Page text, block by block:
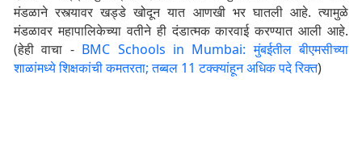
मंडळाने रस्त्यावर खड्डे खोदून यात आणखी भर घातली आहे. त्यामुळे
मंडळावर महापालिकेच्या वतीने ही दंडात्मक कारवाई करण्यात आली आहे.
(हेही वाचा -BMC Schools in Mumbai: मुंबईतील बीएमसीच्या
शाळांमध्ये शिक्षकांची कमतरता; तब्बल 11 टक्क्यांहून अधिक पदे रिक्त)